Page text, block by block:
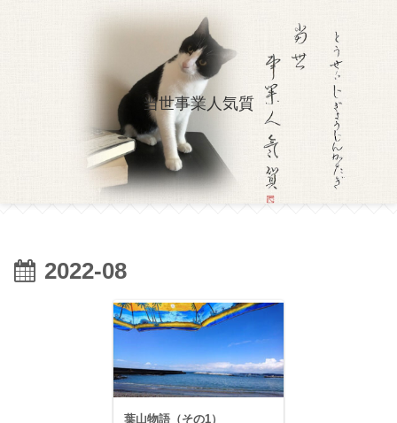
当世事業人気質
2022-08
葉山物語（その1）